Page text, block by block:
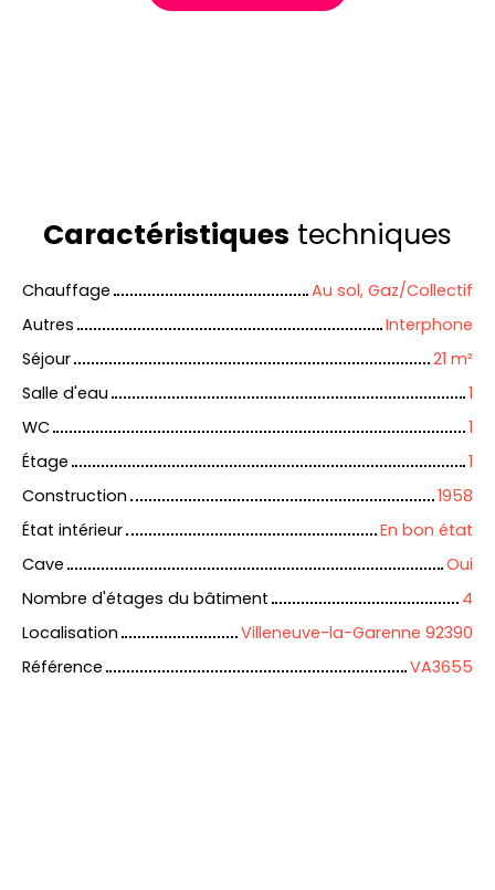
Caractéristiques techniques
Chauffage
Au sol, Gaz/Collectif
Autres
Interphone
Séjour
21 m²
Salle d'eau
1
WC
1
Étage
1
Construction
1958
État intérieur
En bon état
Cave
Oui
Nombre d'étages du bâtiment
4
Localisation
Villeneuve-la-Garenne 92390
Référence
VA3655